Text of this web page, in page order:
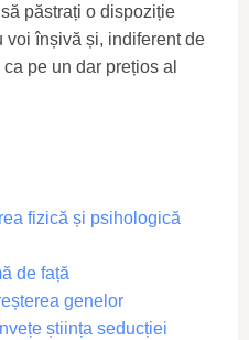
păstrați o dispoziție
voi înșivă și, indiferent de
pe un dar prețios al
fizică și psihologică
de față
genelor
știința seducției